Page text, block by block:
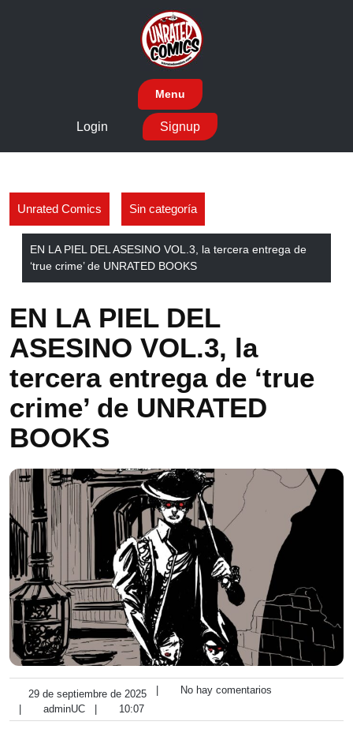
Menu
Login Signup
Unrated Comics Sin categoría
EN LA PIEL DEL ASESINO VOL.3, la tercera entrega de
‘true crime’ de UNRATED BOOKS
EN LA PIEL DEL
ASESINO VOL.3, la
tercera entrega de ‘true
crime’ de UNRATED
BOOKS
29 de septiembre de 2025
No hay comentarios
|
adminUC | 10:07